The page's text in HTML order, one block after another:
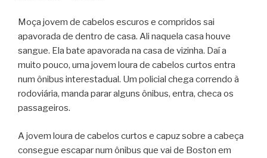
Moça jovem de cabelos escuros e compridos sai
apavorada de dentro de casa. Ali naquela casa houve
sangue. Ela bate apavorada na casa de vizinha. Daí a
muito pouco, uma jovem loura de cabelos curtos entra
num ônibus interestadual. Um policial chega correndo à
rodoviária, manda parar alguns ônibus, entra, checa os
passageiros.
A jovem loura de cabelos curtos e capuz sobre a cabeça
consegue escapar num ônibus que vai de Boston em